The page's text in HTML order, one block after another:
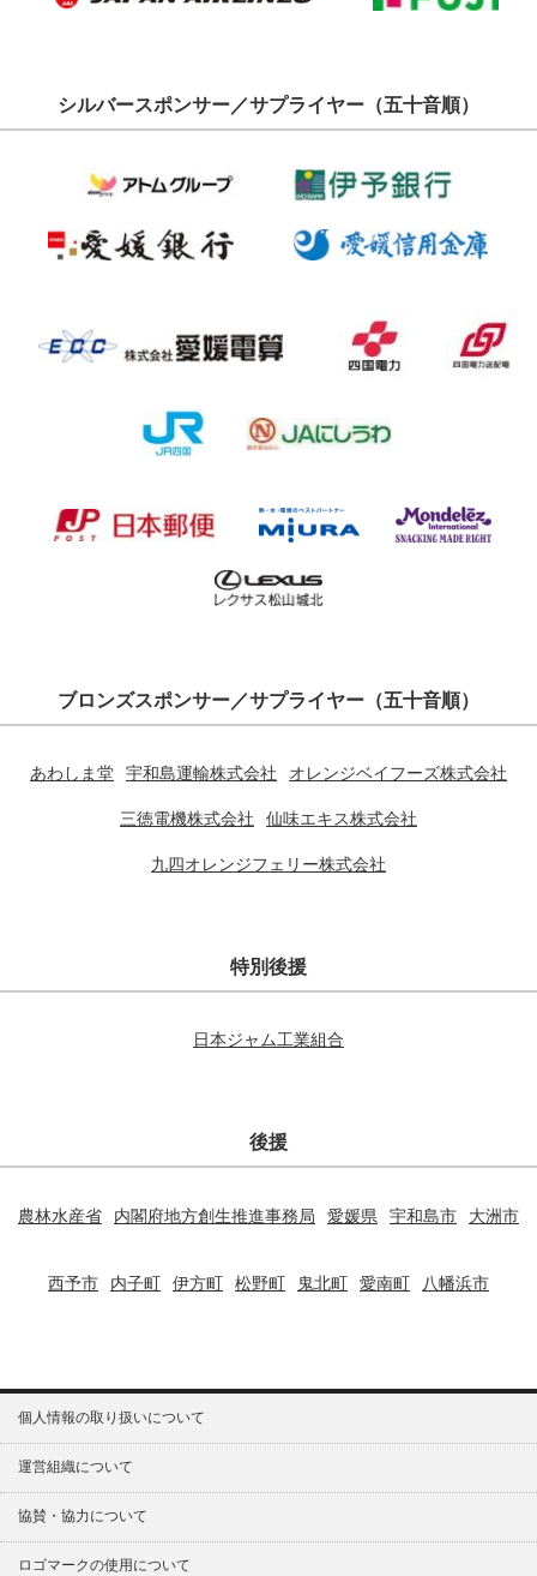
シルバースポンサー／サプライヤー（五十音順）
ブロンズスポンサー／サプライヤー（五十音順）
あわしま堂 宇和島運輸株式会社 オレンジベイフーズ株式会社
三徳電機株式会社 仙味エキス株式会社
九四オレンジフェリー株式会社
特別後援
日本ジャム工業組合
後援
農林水産省 内閣府地方創生推進事務局 愛媛県 宇和島市 大洲市
西予市 内子町 伊方町 松野町 鬼北町 愛南町 八幡浜市
個人情報の取り扱いについて
運営組織について
協賛・協力について
ロゴマークの使用について